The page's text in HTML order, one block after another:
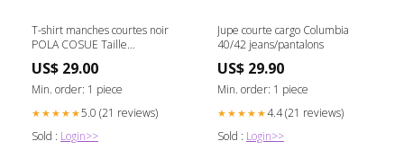
T-shirt manches courtes noir
POLA COSUE Taille
US$ 29.00
Min. order: 1 piece
★★★★★5.0 (21 reviews)
Sold : Login>>
Jupe courte cargo Columbia
40/42 jeans/pantalons
US$ 29.90
Min. order: 1 piece
★★★★★4.4 (21 reviews)
Sold : Login>>